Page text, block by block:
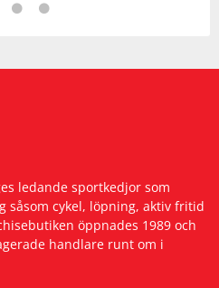
ledande sportkedjor som
såsom cykel, löpning, aktiv fritid
öppnades 1989 och
handlare runt om i